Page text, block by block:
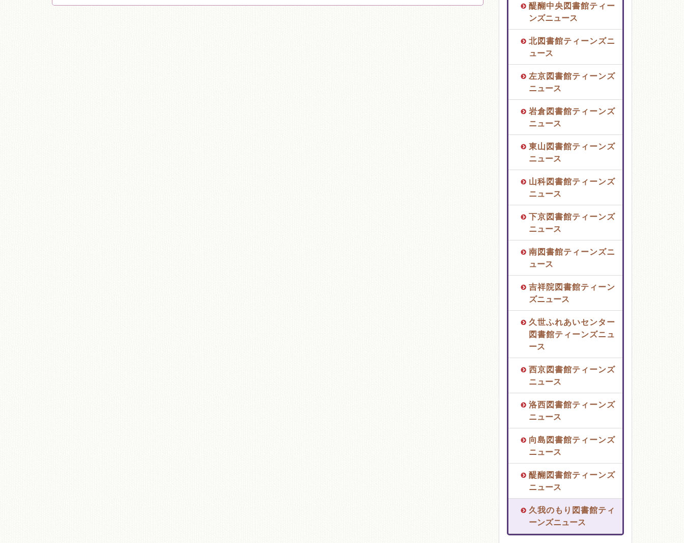
醍醐中央図書館ティー
ンズニュース
北図書館ティーンズニ
ュース
左京図書館ティーンズ
ニュース
岩倉図書館ティーンズ
ニュース
東山図書館ティーンズ
ニュース
山科図書館ティーンズ
ニュース
下京図書館ティーンズ
ニュース
南図書館ティーンズニ
ュース
吉祥院図書館ティーン
ズニュース
久世ふれあいセンター
図書館ティーンズニュ
ース
西京図書館ティーンズ
ニュース
洛西図書館ティーンズ
ニュース
向島図書館ティーンズ
ニュース
醍醐図書館ティーンズ
ニュース
久我のもり図書館ティ
ーンズニュース